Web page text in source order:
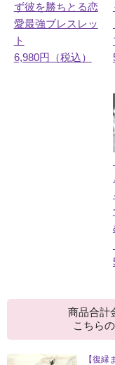
ず彼を勝ちとる恋
愛最強ブレスレッ
ト
6,980円（税込）
商品合計
こちら
【復